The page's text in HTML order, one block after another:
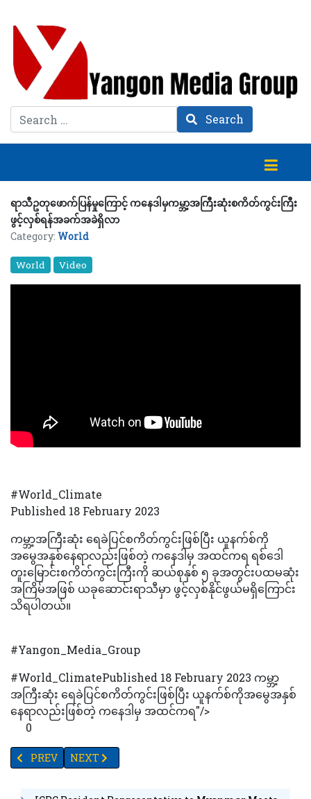
Search Search
ရာသီဥတုဖောက်ပြန်မှုကြောင့် ကနေဒါမှကမ္ဘာ့အကြီးဆုံးစကိတ်ကွင်းကြီး
ဖွင့်လှစ်ရန်အခက်အခဲရှိလာ
Category: World
World Video
#World_Climate
Published 18 February 2023
ကမ္ဘာ့အကြီးဆုံး ရေခဲပြင်စကိတ်ကွင်းဖြစ်ပြီး ယူနက်စ်ကို
အမွေအနှစ်နေရာလည်းဖြစ်တဲ့ ကနေဒါမှ အထင်ကရ ရစ်ဒေါ
တူးမြောင်းစကိတ်ကွင်းကြီးကို ဆယ်စုနှစ် ၅ ခုအတွင်းပထမဆုံး
အကြိမ်အဖြစ် ယခုဆောင်းရာသီမှာ ဖွင့်လှစ်နိုင်ဖွယ်မရှိကြောင်း
သိရပါတယ်။
#Yangon_Media_Group
#World_ClimatePublished 18 February 2023 ကမ္ဘာ့
အကြီးဆုံး ရေခဲပြင်စကိတ်ကွင်းဖြစ်ပြီး ယူနက်စ်ကိုအမွေအနှစ်
နေရာလည်းဖြစ်တဲ့ ကနေဒါမှ အထင်ကရ"/>
0
PREVIOUS ARTICLE: မြောက်ကိုးရီးယားက ပစ်လွှတ်ခဲ့သည့် ဒုံးက
PREV NEXT ARTICLE: အိပ်စက်ခြင်းနှင့်အိပ်ရာဝင်ခြင်းအတွ
NEXT